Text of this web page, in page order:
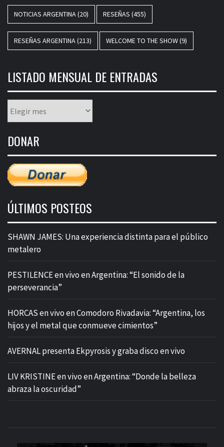
NOTICIAS ARGENTINA(20) RESEÑAS (455)
RESEÑAS ARGENTINA(213) WELCOME TO THE SHOW(9)
LISTADO MENSUAL DE ENTRADAS
mensual
entradas
DONAR
ÚLTIMOS POSTEOS
SHAWN JAMES: Una experiencia distinta para el público
metalero
PESTILENCE en vivo en Argentina: “El sonido de la
perseverancia”
HORCAS en vivo en Comodoro Rivadavia: “Argentina, los
hijos y el metal que conmueve cimientos”
AVERNAL presenta Ekpyrosis y graba disco en vivo
LIV KRISTINE en vivo en Argentina: “Donde la belleza
abraza la oscuridad”